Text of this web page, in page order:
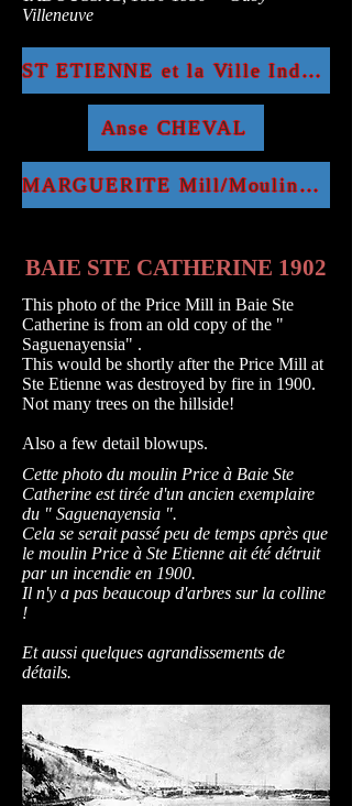
Villeneuve
ST ETIENNE et la Ville Industrielle/Factory Town 1883-1900
Anse CHEVAL
MARGUERITE Mill/Moulin et Wharf/Quai circa 1910
BAIE STE CATHERINE 1902
This photo of the Price Mill in Baie Ste
Catherine is from an old copy of the "
Saguenayensia" .
This would be shortly after the Price Mill at
Ste Etienne was destroyed by fire in 1900.
Not many trees on the hillside!
Also a few detail blowups.
Cette photo du moulin Price à Baie Ste
Catherine est tirée d'un ancien exemplaire
du " Saguenayensia ".
Cela se serait passé peu de temps après que
le moulin Price à Ste Etienne ait été détruit
par un incendie en 1900.
Il n'y a pas beaucoup d'arbres sur la colline
!
Et aussi quelques agrandissements de
détails.